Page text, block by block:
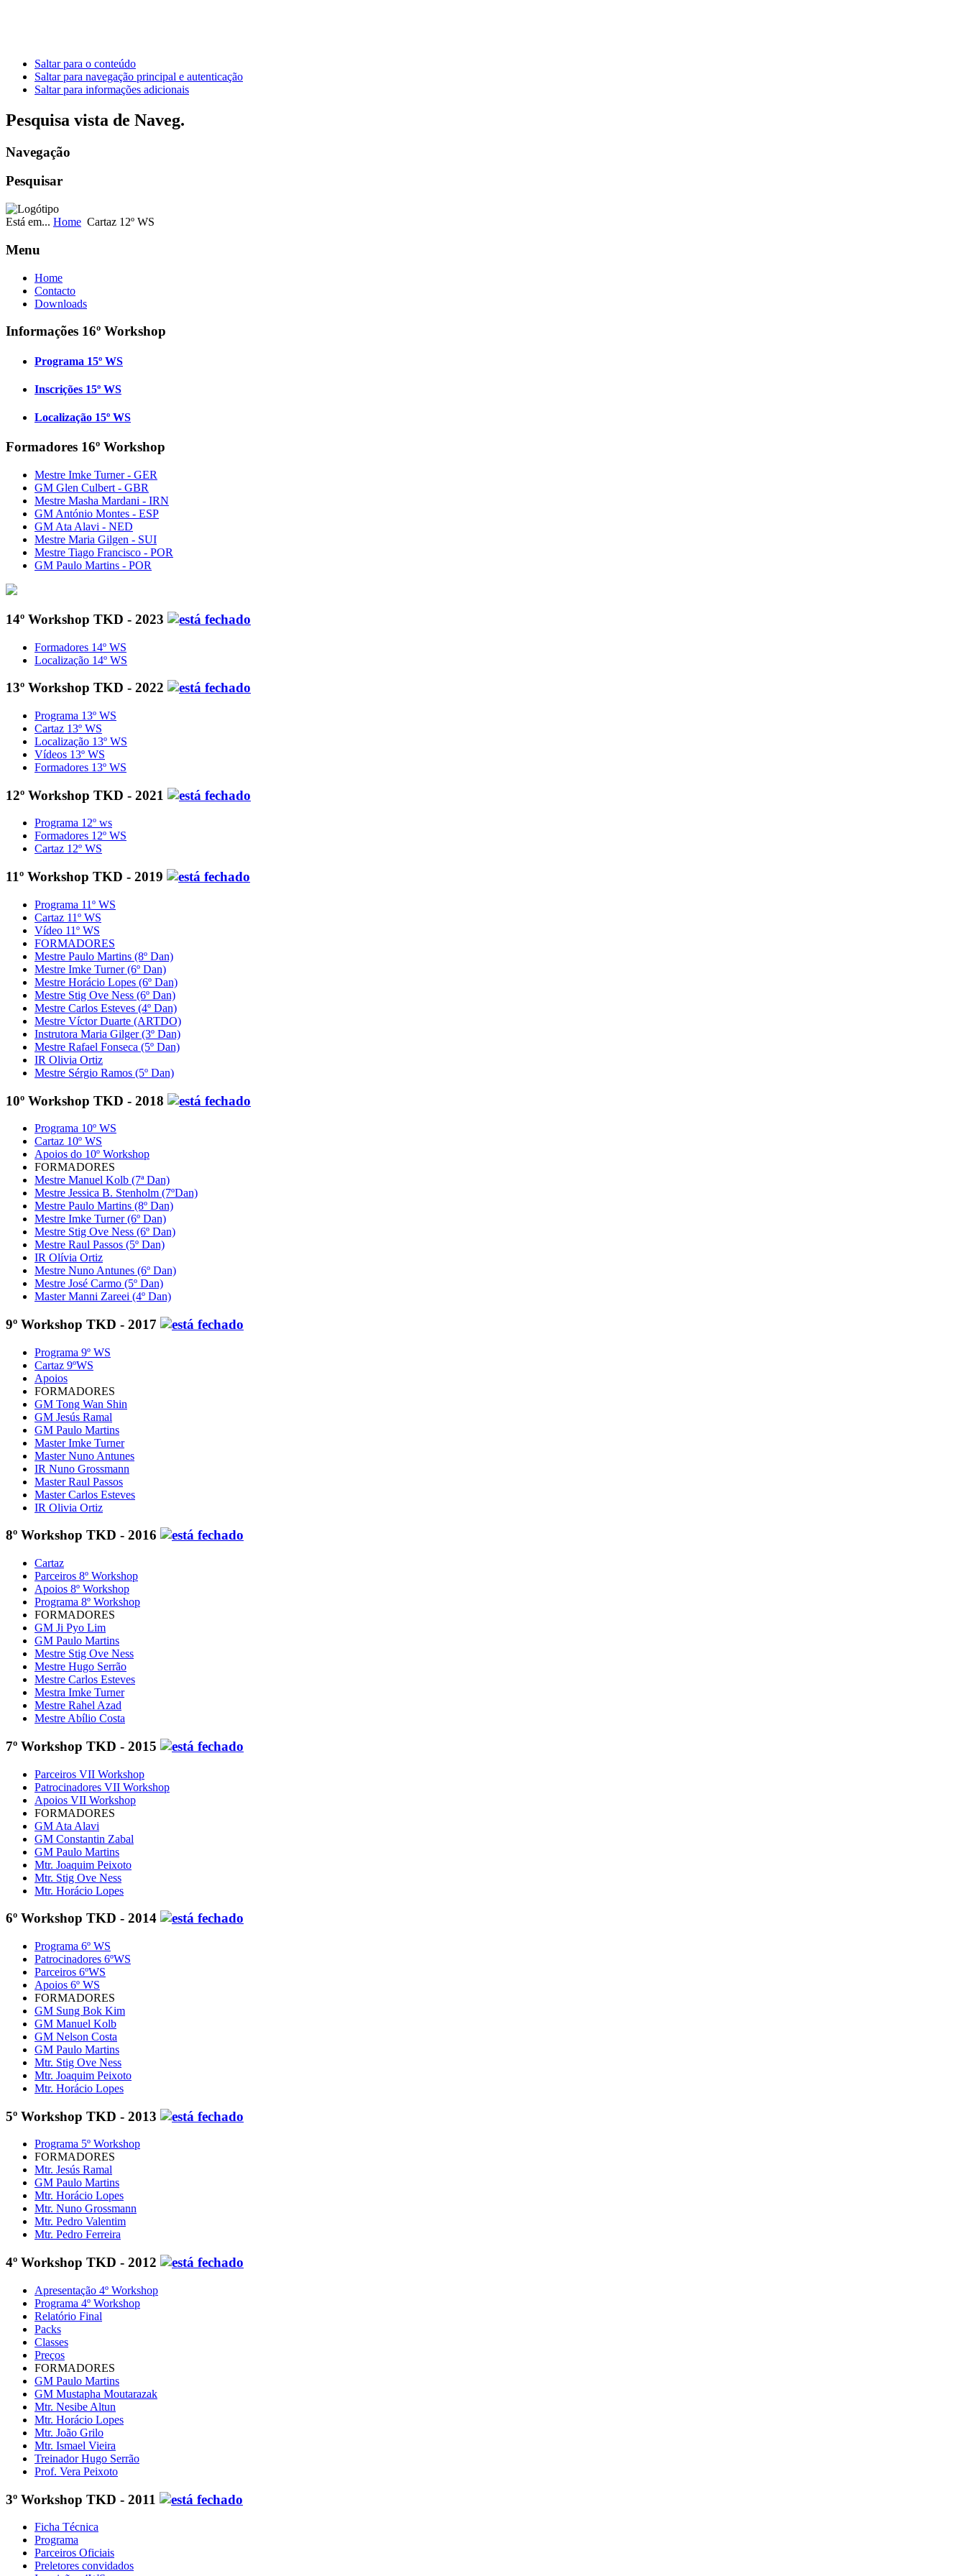
Saltar para o conteúdo
Saltar para navegação principal e autenticação
Saltar para informações adicionais
Pesquisa vista de Naveg.
Navegação
Pesquisar
Está em... Home Cartaz 12º WS
Menu
Home
Contacto
Downloads
Informações 16º Workshop
Programa 15º WS
Inscrições 15º WS
Localização 15º WS
Formadores 16º Workshop
Mestre Imke Turner - GER
GM Glen Culbert - GBR
Mestre Masha Mardani - IRN
GM António Montes - ESP
GM Ata Alavi - NED
Mestre Maria Gilgen - SUI
Mestre Tiago Francisco - POR
GM Paulo Martins - POR
14º Workshop TKD - 2023
Formadores 14º WS
Localização 14º WS
13º Workshop TKD - 2022
Programa 13º WS
Cartaz 13º WS
Localização 13º WS
Vídeos 13º WS
Formadores 13º WS
12º Workshop TKD - 2021
Programa 12º ws
Formadores 12º WS
Cartaz 12º WS
11º Workshop TKD - 2019
Programa 11º WS
Cartaz 11º WS
Vídeo 11º WS
FORMADORES
Mestre Paulo Martins (8º Dan)
Mestre Imke Turner (6º Dan)
Mestre Horácio Lopes (6º Dan)
Mestre Stig Ove Ness (6º Dan)
Mestre Carlos Esteves (4º Dan)
Mestre Víctor Duarte (ARTDO)
Instrutora Maria Gilger (3º Dan)
Mestre Rafael Fonseca (5º Dan)
IR Olivia Ortiz
Mestre Sérgio Ramos (5º Dan)
10º Workshop TKD - 2018
Programa 10º WS
Cartaz 10º WS
Apoios do 10º Workshop
FORMADORES
Mestre Manuel Kolb (7ª Dan)
Mestre Jessica B. Stenholm (7ºDan)
Mestre Paulo Martins (8º Dan)
Mestre Imke Turner (6º Dan)
Mestre Stig Ove Ness (6º Dan)
Mestre Raul Passos (5º Dan)
IR Olívia Ortiz
Mestre Nuno Antunes (6º Dan)
Mestre José Carmo (5º Dan)
Master Manni Zareei (4º Dan)
9º Workshop TKD - 2017
Programa 9º WS
Cartaz 9ºWS
Apoios
FORMADORES
GM Tong Wan Shin
GM Jesús Ramal
GM Paulo Martins
Master Imke Turner
Master Nuno Antunes
IR Nuno Grossmann
Master Raul Passos
Master Carlos Esteves
IR Olivia Ortiz
8º Workshop TKD - 2016
Cartaz
Parceiros 8º Workshop
Apoios 8º Workshop
Programa 8º Workshop
FORMADORES
GM Ji Pyo Lim
GM Paulo Martins
Mestre Stig Ove Ness
Mestre Hugo Serrão
Mestre Carlos Esteves
Mestra Imke Turner
Mestre Rahel Azad
Mestre Abílio Costa
7º Workshop TKD - 2015
Parceiros VII Workshop
Patrocinadores VII Workshop
Apoios VII Workshop
FORMADORES
GM Ata Alavi
GM Constantin Zabal
GM Paulo Martins
Mtr. Joaquim Peixoto
Mtr. Stig Ove Ness
Mtr. Horácio Lopes
6º Workshop TKD - 2014
Programa 6º WS
Patrocinadores 6ºWS
Parceiros 6ºWS
Apoios 6º WS
FORMADORES
GM Sung Bok Kim
GM Manuel Kolb
GM Nelson Costa
GM Paulo Martins
Mtr. Stig Ove Ness
Mtr. Joaquim Peixoto
Mtr. Horácio Lopes
5º Workshop TKD - 2013
Programa 5º Workshop
FORMADORES
Mtr. Jesús Ramal
GM Paulo Martins
Mtr. Horácio Lopes
Mtr. Nuno Grossmann
Mtr. Pedro Valentim
Mtr. Pedro Ferreira
4º Workshop TKD - 2012
Apresentação 4º Workshop
Programa 4º Workshop
Relatório Final
Packs
Classes
Preços
FORMADORES
GM Paulo Martins
GM Mustapha Moutarazak
Mtr. Nesibe Altun
Mtr. Horácio Lopes
Mtr. João Grilo
Mtr. Ismael Vieira
Treinador Hugo Serrão
Prof. Vera Peixoto
3º Workshop TKD - 2011
Ficha Técnica
Programa
Parceiros Oficiais
Preletores convidados